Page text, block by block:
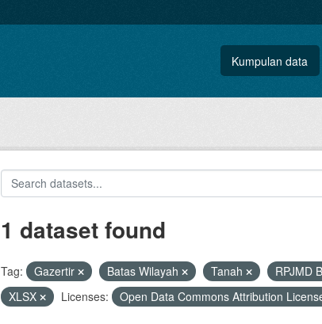
Kumpulan data
1 dataset found
Tag: Gazertir Batas Wilayah Tanah RPJMD
XLSX
Licenses: Open Data Commons Attribution